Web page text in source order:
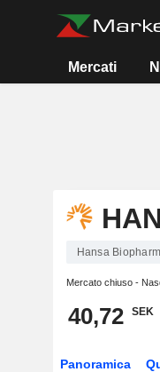
Mercati
Hansa
Mercato chiuso -
40,72 SEK
Panoramica